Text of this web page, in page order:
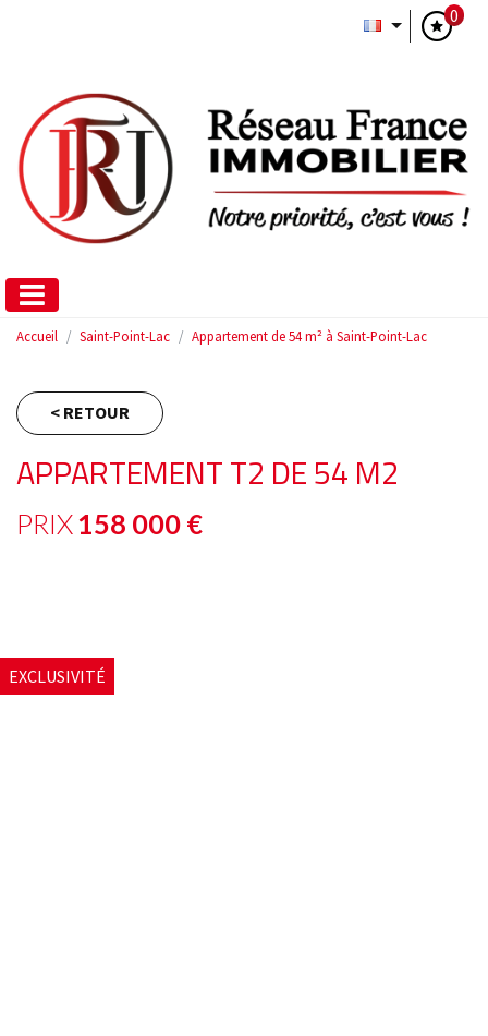
0
Accueil Saint-Point-Lac Appartement de 54 m² à Saint-Point-Lac
< RETOUR
APPARTEMENT T2 DE 54 M2
PRIX158 000 €
EXCLUSIVITÉ